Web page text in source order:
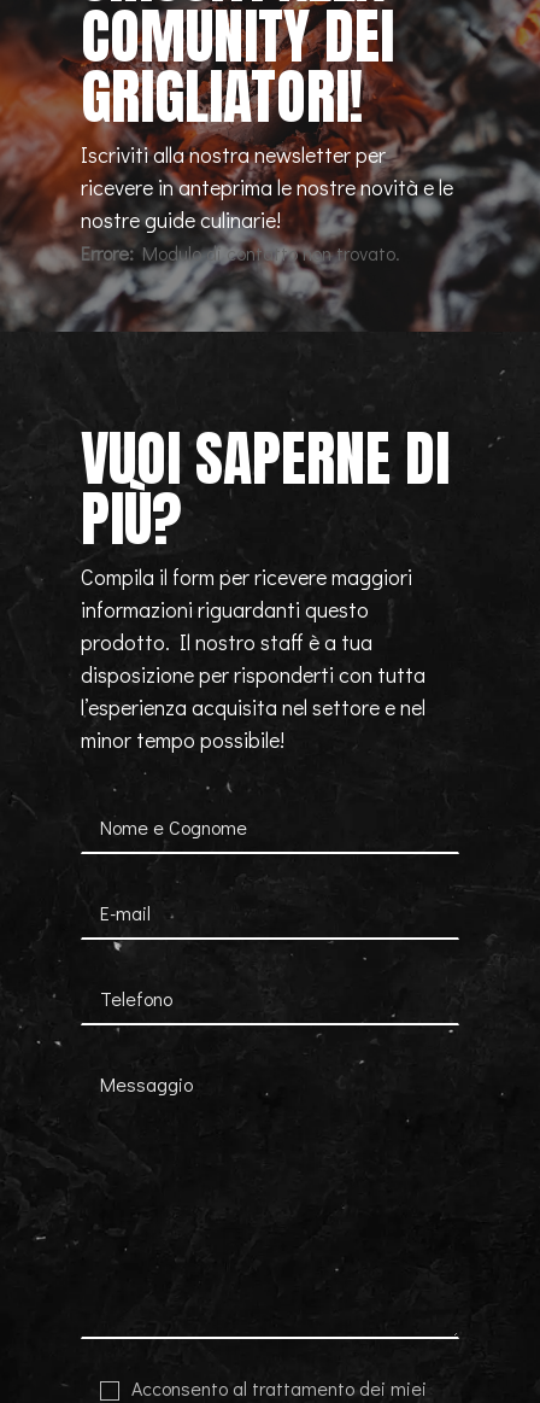
COMUNITY DEI
GRIGLIATORI!
Iscriviti alla nostra newsletter per
ricevere in anteprima le nostre novità e le
nostre guide culinarie!
Errore:Modulo di contatto non trovato.
VUOI SAPERNE DI
PIÙ?
Compila il form per ricevere maggiori
informazioni riguardanti questo
prodotto. Il nostro staff è a tua
disposizione per risponderti con tutta
l’esperienza acquisita nel settore e nel
minor tempo possibile!
Acconsento al trattamento dei miei